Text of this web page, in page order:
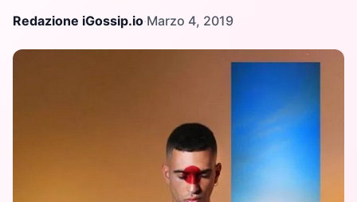
Redazione iGossip.io·Marzo 4, 2019